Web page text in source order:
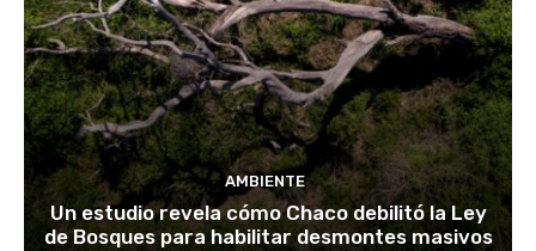
AMBIENTE
Un estudio revela cómo Chaco debilitó la Ley
de Bosques para habilitar desmontes masivos